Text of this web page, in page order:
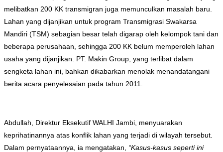
melibatkan 200 KK transmigran juga memunculkan masalah baru.
Lahan yang dijanjikan untuk program Transmigrasi Swakarsa
Mandiri (TSM) sebagian besar telah digarap oleh kelompok tani dan
beberapa perusahaan, sehingga 200 KK belum memperoleh lahan
usaha yang dijanjikan. PT. Makin Group, yang terlibat dalam
sengketa lahan ini, bahkan dikabarkan menolak menandatangani
berita acara penyelesaian pada tahun 2011.
Abdullah, Direktur Eksekutif WALHI Jambi, menyuarakan
keprihatinannya atas konflik lahan yang terjadi di wilayah tersebut.
Dalam pernyataannya, ia mengatakan, “Kasus-kasus seperti ini